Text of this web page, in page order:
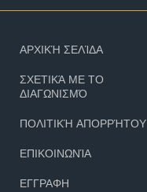
ΑΡΧΙΚΉ ΣΕΛΊΔΑ
ΣΧΕΤΙΚΆ ΜΕ ΤΟ
ΔΙΑΓΩΝΙΣΜΌ
ΠΟΛΙΤΙΚΉ ΑΠΟΡΡΉΤΟΥ
ΕΠΙΚΟΙΝΩΝΊΑ
ΕΓΓΡΑΦΗ